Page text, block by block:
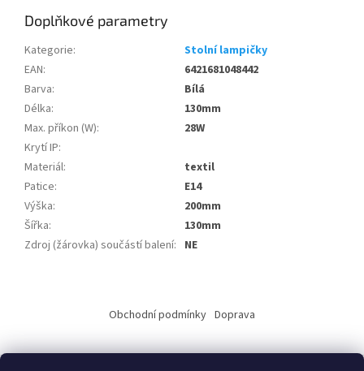
Doplňkové parametry
Kategorie:
Stolní lampičky
EAN:
6421681048442
Barva:
Bílá
Délka:
130mm
Max. příkon (W):
28W
Krytí IP:
Materiál:
textil
Patice:
E14
Výška:
200mm
Šířka:
130mm
Zdroj (žárovka) součástí balení: NE
a
t
Obchodní podmínky Doprava